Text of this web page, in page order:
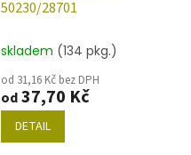
50230/28701
skladem (134 pkg.)
od 31,16 Kč bez DPH
od37,70 Kč
DETAIL